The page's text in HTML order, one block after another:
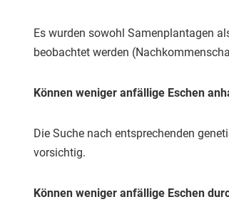
Es wurden sowohl Samenplantagen
beobachtet werden
Können weniger anfällige Eschen
Die Suche nach entsprechenden
vorsichtig.
Können weniger anfällige Eschen